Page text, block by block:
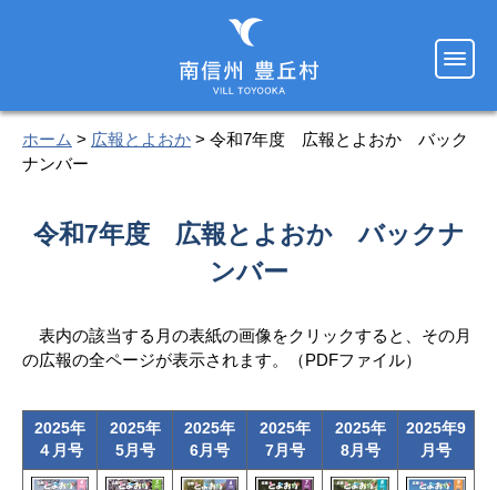
ホーム > 広報とよおか > 令和7年度 広報とよおか バック
ナンバー
令和7年度 広報とよおか バックナ
ンバー
表内の該当する月の表紙の画像をクリックすると、その月
の広報の全ページが表示されます。（PDFファイル）
2025年
４月号
2025年
5月号
2025年
6月号
2025年
7月号
2025年
8月号
2025年9
月号